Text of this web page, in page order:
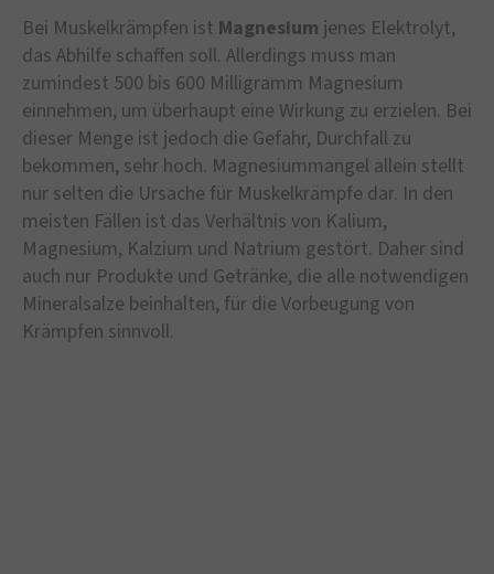
Bei Muskelkrämpfen ist Magnesium jenes Elektrolyt,
das Abhilfe schaffen soll. Allerdings muss man
zumindest 500 bis 600 Milligramm Magnesium
einnehmen, um überhaupt eine Wirkung zu erzielen. Bei
dieser Menge ist jedoch die Gefahr, Durchfall zu
bekommen, sehr hoch. Magnesiummangel allein stellt
nur selten die Ursache für Muskelkrämpfe dar. In den
meisten Fällen ist das Verhältnis von Kalium,
Magnesium, Kalzium und Natrium gestört. Daher sind
auch nur Produkte und Getränke, die alle notwendigen
Mineralsalze beinhalten, für die Vorbeugung von
Krämpfen sinnvoll.